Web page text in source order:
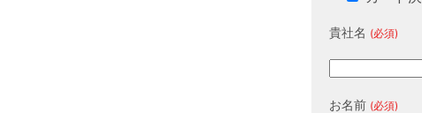
貴社名 (必須)
お名前 (必須)